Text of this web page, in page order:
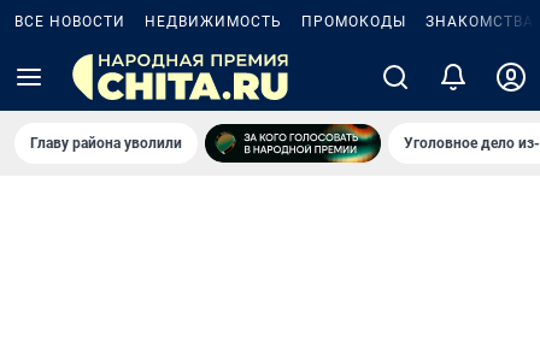
ВСЕ НОВОСТИ НЕДВИЖИМОСТЬ ПРОМОКОДЫ ЗНАКОМСТВА
Главу района уволили Уголовное дело